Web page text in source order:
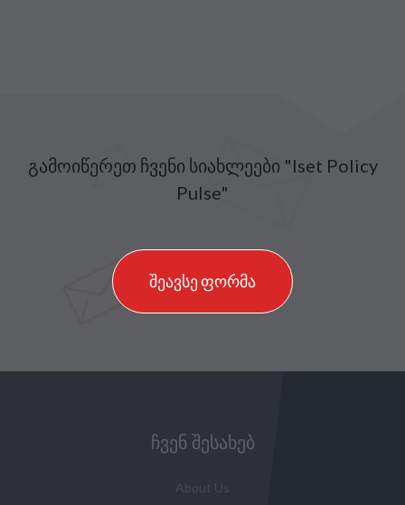
გამოიწერეთ ჩვენი სიახლეები "Iset Policy
Pulse"
შეავსე ფორმა
ᲩᲕᲔᲜ ᲨᲔᲡᲐᲮᲔᲑ
About Us